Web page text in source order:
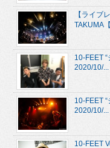
【ライブ
TAKUMA
10-FEET
2020/10/...
10-FEET
2020/10/...
10-FEET